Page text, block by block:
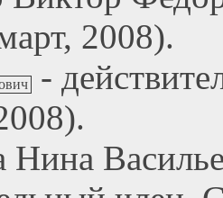
2008).
-
Нина